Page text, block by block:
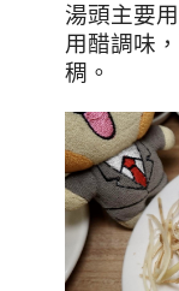
湯頭主要
用醋調味
稠。